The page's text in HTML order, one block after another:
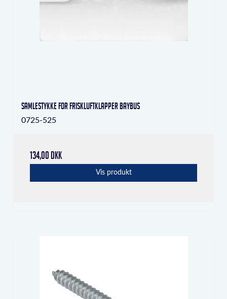
Samlestykke for friskluftklapper baybus
0725-525
134,00 DKK
Vis produkt